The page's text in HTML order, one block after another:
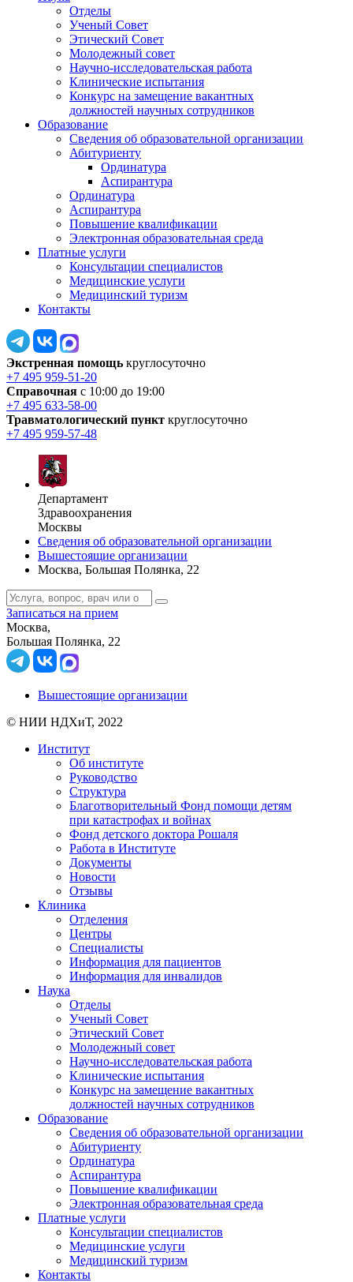
Отделы
Ученый Совет
Этический Совет
Молодежный совет
Научно-исследовательская работа
Клинические испытания
Конкурс на замещение вакантных
должностей научных сотрудников
Образование
Сведения об образовательной организации
Абитуриенту
Ординатура
Аспирантура
Ординатура
Аспирантура
Повышение квалификации
Электронная образовательная среда
Платные услуги
Консультации специалистов
Медицинские услуги
Медицинский туризм
Контакты
Экстренная помощь круглосуточно
+7 495 959-51-20
Справочная с 10:00 до 19:00
+7 495 633-58-00
Травматологический пункт круглосуточно
+7 495 959-57-48
Департамент
Здравоохранения
Москвы
Сведения об образовательной организации
Вышестоящие организации
Москва, Большая Полянка, 22
Записаться на прием
Москва,
Большая Полянка, 22
Вышестоящие организации
© НИИ НДХиТ, 2022
Институт
Об институте
Руководство
Структура
Благотворительный Фонд помощи детям
при катастрофах и войнах
Фонд детского доктора Рошаля
Работа в Институте
Документы
Новости
Отзывы
Клиника
Отделения
Центры
Специалисты
Информация для пациентов
Информация для инвалидов
Наука
Отделы
Ученый Совет
Этический Совет
Молодежный совет
Научно-исследовательская работа
Клинические испытания
Конкурс на замещение вакантных
должностей научных сотрудников
Образование
Сведения об образовательной организации
Абитуриенту
Ординатура
Аспирантура
Повышение квалификации
Электронная образовательная среда
Платные услуги
Консультации специалистов
Медицинские услуги
Медицинский туризм
Контакты